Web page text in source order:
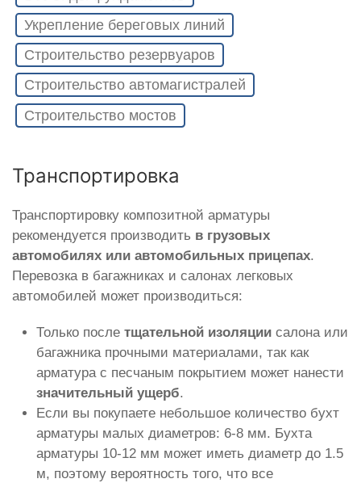
Укрепление береговых линий
Строительство резервуаров
Строительство автомагистралей
Строительство мостов
Транспортировка
Транспортировку композитной арматуры
рекомендуется производить в грузовых
автомобилях или автомобильных прицепах.
Перевозка в багажниках и салонах легковых
автомобилей может производиться:
Только после тщательной изоляции салона или
багажника прочными материалами, так как
арматура с песчаным покрытием может нанести
значительный ущерб.
Если вы покупаете небольшое количество бухт
арматуры малых диаметров: 6-8 мм. Бухта
арматуры 10-12 мм может иметь диаметр до 1.5
м, поэтому вероятность того, что все